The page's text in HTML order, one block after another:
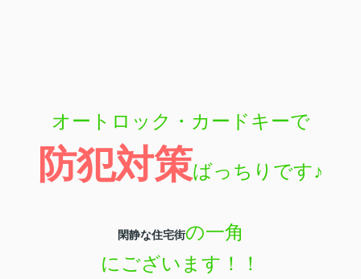
オートロック・カードキーで
防犯対策ばっちりです♪
閑静な住宅街の一角
にございます！！